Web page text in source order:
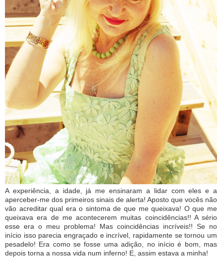
A experiência, a idade, já me ensinaram a lidar com eles e a
aperceber-me dos primeiros sinais de alerta! Aposto que vocês não
vão acreditar qual era o sintoma de que me queixava! O que me
queixava era de me acontecerem muitas coincidências!! A sério
esse era o meu problema! Mas coincidências incríveis!! Se no
início isso parecia engraçado e incrível, rapidamente se tornou um
pesadelo! Era como se fosse uma adição, no início é bom, mas
depois torna a nossa vida num inferno! E, assim estava a minha!